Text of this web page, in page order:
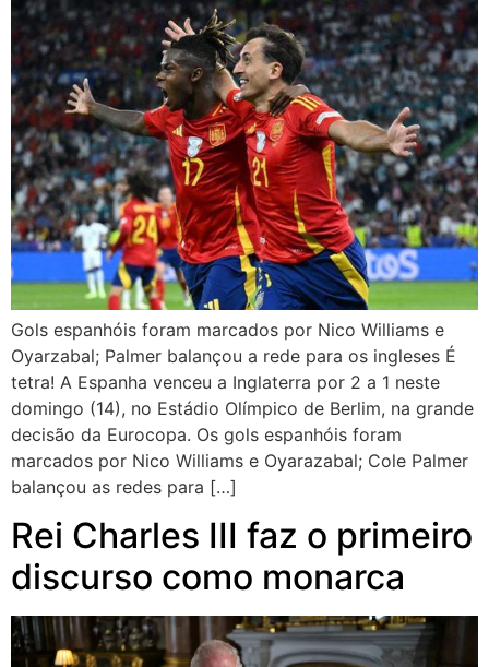
Gols espanhóis foram marcados por Nico Williams e
Oyarzabal; Palmer balançou a rede para os ingleses É
tetra! A Espanha venceu a Inglaterra por 2 a 1 neste
domingo (14), no Estádio Olímpico de Berlim, na grande
decisão da Eurocopa. Os gols espanhóis foram
marcados por Nico Williams e Oyarazabal; Cole Palmer
balançou as redes para […]
Rei Charles III faz o primeiro
discurso como monarca